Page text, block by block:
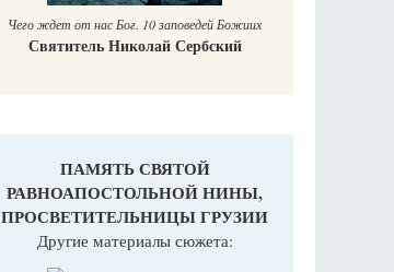
Чего ждет от нас Бог. 10 заповедей Божиих
Святитель Николай Сербский
ПАМЯТЬ СВЯТОЙ
РАВНОАПОСТОЛЬНОЙ НИНЫ,
ПРОСВЕТИТЕЛЬНИЦЫ ГРУЗИИ
Другие материалы сюжета: